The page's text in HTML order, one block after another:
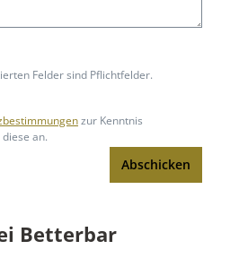
Felder sind Pflichtfelder.
zur Kenntnis
an.
Abschicken
Betterbar